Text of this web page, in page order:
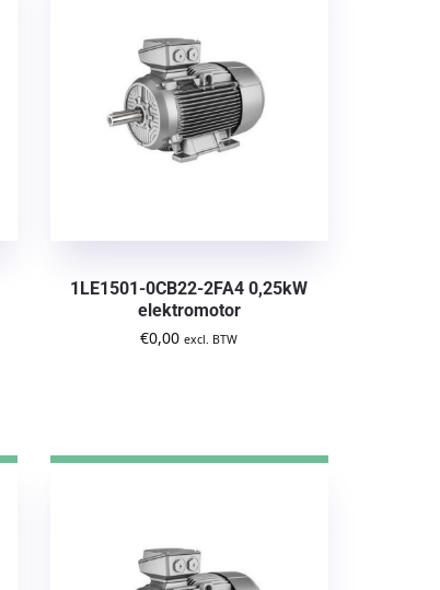
1LE1501-0CB22-2FA4 0,25kW
elektromotor
€0,00 excl. BTW